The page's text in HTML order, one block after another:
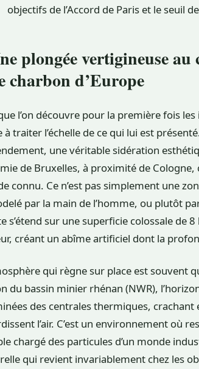
objectifs de l’Accord de Paris et le seuil
plongée vertigineuse
charbon d’Europe
l’on découvre pour la première fois
à traiter l’échelle de ce qui lui est
une véritable sidération
de Bruxelles, à proximité de
connu. Ce n’est pas simplement une
par la main de l’homme, ou plutôt
s’étend sur une superficie colossale
créant un abîme artificiel dont la
qui règne sur place est souvent
du bassin minier rhénan (NWR),
des centrales thermiques,
l’air. C’est un environnement où
chargé des particules d’un monde
qui revient invariablement chez les